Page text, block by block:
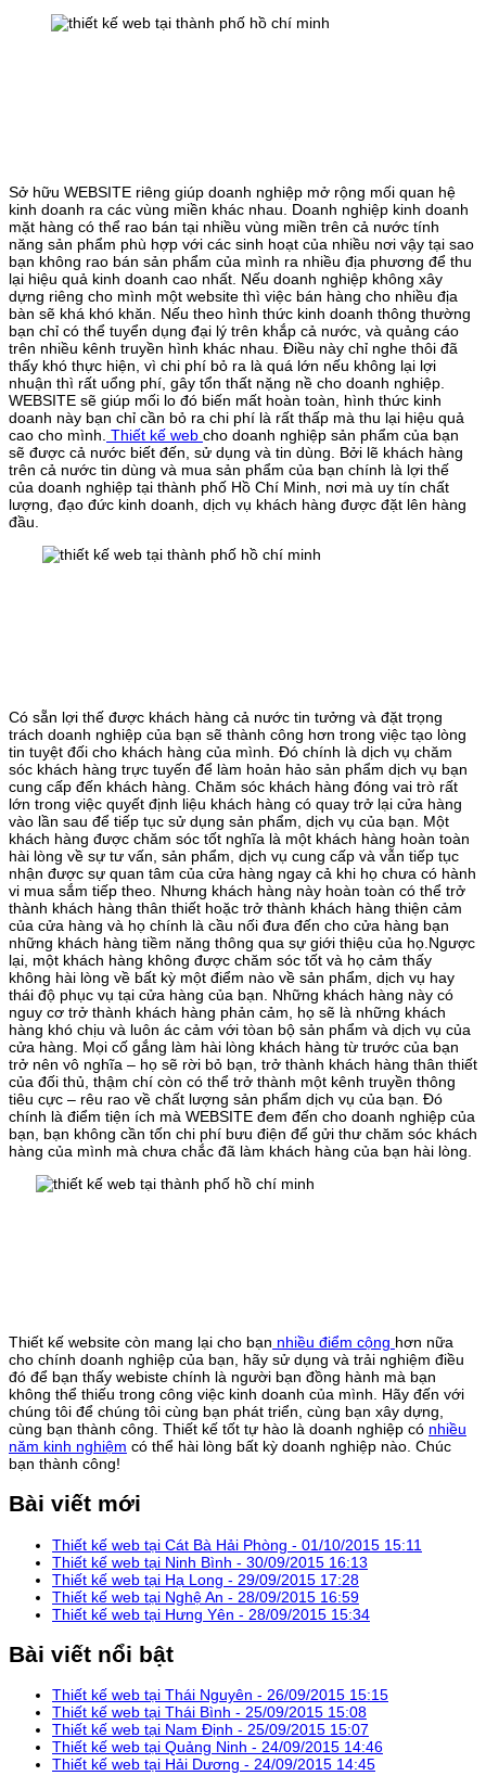
Sở hữu WEBSITE riêng giúp doanh nghiệp mở rộng mối quan hệ
kinh doanh ra các vùng miền khác nhau. Doanh nghiệp kinh doanh
mặt hàng có thể rao bán tại nhiều vùng miền trên cả nước tính
năng sản phẩm phù hợp với các sinh hoạt của nhiều nơi vậy tại sao
bạn không rao bán sản phẩm của mình ra nhiều địa phương để thu
lại hiệu quả kinh doanh cao nhất. Nếu doanh nghiệp không xây
dựng riêng cho mình một website thì việc bán hàng cho nhiều địa
bàn sẽ khá khó khăn. Nếu theo hình thức kinh doanh thông thường
bạn chỉ có thể tuyển dụng đại lý trên khắp cả nước, và quảng cáo
trên nhiều kênh truyền hình khác nhau. Điều này chỉ nghe thôi đã
thấy khó thực hiện, vì chi phí bỏ ra là quá lớn nếu không lại lợi
nhuận thì rất uổng phí, gây tổn thất nặng nề cho doanh nghiệp.
WEBSITE sẽ giúp mối lo đó biến mất hoàn toàn, hình thức kinh
doanh này bạn chỉ cần bỏ ra chi phí là rất thấp mà thu lại hiệu quả
cao cho mình. Thiết kế web cho doanh nghiệp sản phẩm của bạn
sẽ được cả nước biết đến, sử dụng và tin dùng. Bởi lẽ khách hàng
trên cả nước tin dùng và mua sản phẩm của bạn chính là lợi thế
của doanh nghiệp tại thành phố Hồ Chí Minh, nơi mà uy tín chất
lượng, đạo đức kinh doanh, dịch vụ khách hàng được đặt lên hàng
đầu.
Có sẵn lợi thế được khách hàng cả nước tin tưởng và đặt trọng
trách doanh nghiệp của bạn sẽ thành công hơn trong việc tạo lòng
tin tuyệt đối cho khách hàng của mình. Đó chính là dịch vụ chăm
sóc khách hàng trực tuyến để làm hoản hảo sản phẩm dịch vụ bạn
cung cấp đến khách hàng. Chăm sóc khách hàng đóng vai trò rất
lớn trong việc quyết định liệu khách hàng có quay trở lại cửa hàng
vào lần sau để tiếp tục sử dụng sản phẩm, dịch vụ của bạn. Một
khách hàng được chăm sóc tốt nghĩa là một khách hàng hoàn toàn
hài lòng về sự tư vấn, sản phẩm, dịch vụ cung cấp và vẫn tiếp tục
nhận được sự quan tâm của cửa hàng ngay cả khi họ chưa có hành
vi mua sắm tiếp theo. Nhưng khách hàng này hoàn toàn có thể trở
thành khách hàng thân thiết hoặc trở thành khách hàng thiện cảm
của cửa hàng và họ chính là cầu nối đưa đến cho cửa hàng bạn
những khách hàng tiềm năng thông qua sự giới thiệu của họ.Ngược
lại, một khách hàng không được chăm sóc tốt và họ cảm thấy
không hài lòng về bất kỳ một điểm nào về sản phẩm, dịch vụ hay
thái độ phục vụ tại cửa hàng của bạn. Những khách hàng này có
nguy cơ trở thành khách hàng phản cảm, họ sẽ là những khách
hàng khó chịu và luôn ác cảm với tòan bộ sản phẩm và dịch vụ của
cửa hàng. Mọi cố gắng làm hài lòng khách hàng từ trước của bạn
trở nên vô nghĩa – họ sẽ rời bỏ bạn, trở thành khách hàng thân thiết
của đối thủ, thậm chí còn có thể trở thành một kênh truyền thông
tiêu cực – rêu rao về chất lượng sản phẩm dịch vụ của bạn. Đó
chính là điểm tiện ích mà WEBSITE đem đến cho doanh nghiệp của
bạn, bạn không cần tốn chi phí bưu điện để gửi thư chăm sóc khách
hàng của mình mà chưa chắc đã làm khách hàng của bạn hài lòng.
Thiết kế website còn mang lại cho bạn nhiều điểm cộng hơn nữa
cho chính doanh nghiệp của bạn, hãy sử dụng và trải nghiệm điều
đó để bạn thấy webiste chính là người bạn đồng hành mà bạn
không thể thiếu trong công việc kinh doanh của mình. Hãy đến với
chúng tôi để chúng tôi cùng bạn phát triển, cùng bạn xây dựng,
cùng bạn thành công. Thiết kế tốt tự hào là doanh nghiệp có nhiều
năm kinh nghiệm có thể hài lòng bất kỳ doanh nghiệp nào. Chúc
bạn thành công!
Bài viết mới
Thiết kế web tại Cát Bà Hải Phòng - 01/10/2015 15:11
Thiết kế web tại Ninh Bình - 30/09/2015 16:13
Thiết kế web tại Hạ Long - 29/09/2015 17:28
Thiết kế web tại Nghệ An - 28/09/2015 16:59
Thiết kế web tại Hưng Yên - 28/09/2015 15:34
Bài viết nổi bật
Thiết kế web tại Thái Nguyên - 26/09/2015 15:15
Thiết kế web tại Thái Bình - 25/09/2015 15:08
Thiết kế web tại Nam Định - 25/09/2015 15:07
Thiết kế web tại Quảng Ninh - 24/09/2015 14:46
Thiết kế web tại Hải Dương - 24/09/2015 14:45